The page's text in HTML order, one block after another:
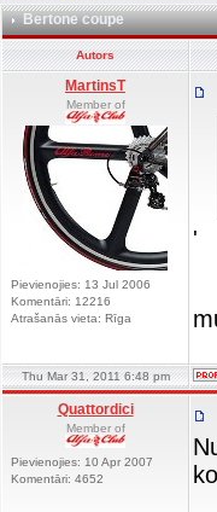
Bertone coupe
Autors
MartinsT
Member of
Pievienojies: 13 Jul 2006
Komentāri: 12216
Atrašanās vieta: Rīga
'
Thu Mar 31, 2011 6:48 pm
Quattordici
Member of
Pievienojies: 10 Apr 2007
Komentāri: 4652